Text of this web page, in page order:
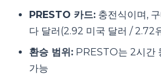
PRESTO 카드: 충전식이며,
다 달러(2.92 미국 달러 / 2.72
환승 범위: PRESTO는 2시간
가능